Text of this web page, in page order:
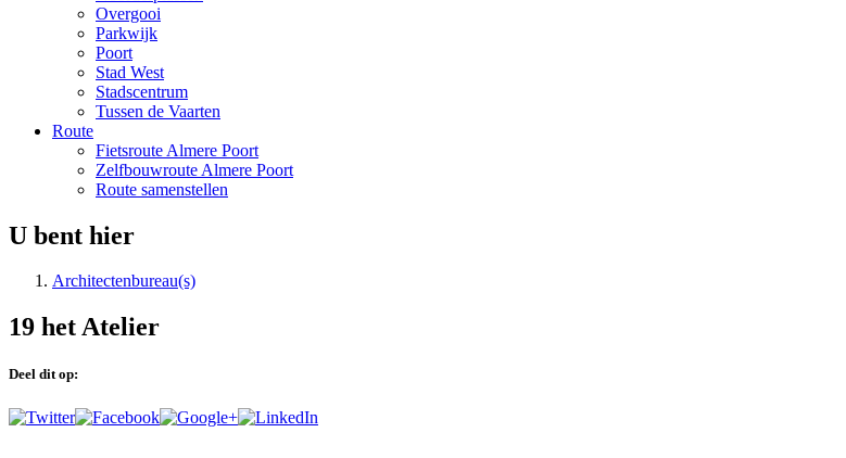
Overgooi
Parkwijk
Poort
Stad West
Stadscentrum
Tussen de Vaarten
Route
Fietsroute Almere Poort
Zelfbouwroute Almere Poort
Route samenstellen
U bent hier
Architectenbureau(s)
19 het Atelier
Deel dit op: